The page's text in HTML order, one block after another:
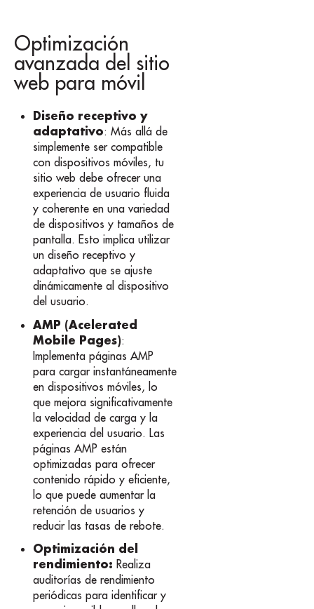
Optimización
avanzada del sitio
web para móvil
Diseño receptivo y
adaptativo: Más allá de
simplemente ser compatible
con dispositivos móviles, tu
sitio web debe ofrecer una
experiencia de usuario fluida
y coherente en una variedad
de dispositivos y tamaños de
pantalla. Esto implica utilizar
un diseño receptivo y
adaptativo que se ajuste
dinámicamente al dispositivo
del usuario.
AMP (Acelerated
Mobile Pages):
Implementa páginas AMP
para cargar instantáneamente
en dispositivos móviles, lo
que mejora significativamente
la velocidad de carga y la
experiencia del usuario. Las
páginas AMP están
optimizadas para ofrecer
contenido rápido y eficiente,
lo que puede aumentar la
retención de usuarios y
reducir las tasas de rebote.
Optimización del
rendimiento: Realiza
auditorías de rendimiento
periódicas para identificar y